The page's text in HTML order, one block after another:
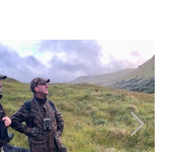
Next